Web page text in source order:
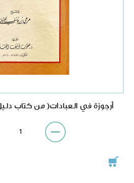
أرجوزة في العبادات( من كتاب